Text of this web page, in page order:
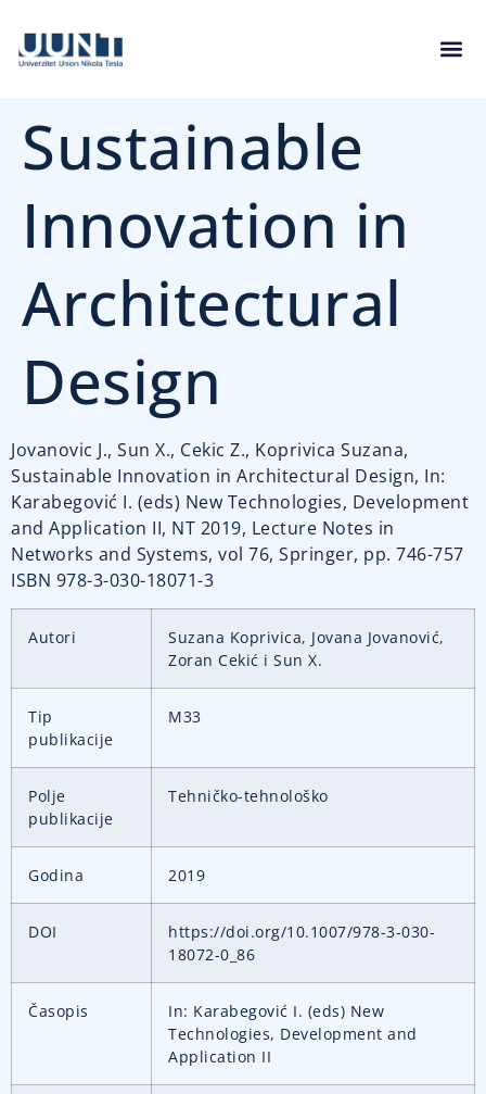
Sustainable
Innovation in
Architectural
Design
Jovanovic J., Sun X., Cekic Z., Koprivica Suzana,
Sustainable Innovation in Architectural Design, In:
Karabegović I. (eds) New Technologies, Development
and Application II, NT 2019, Lecture Notes in
Networks and Systems, vol 76, Springer, pp. 746-757
ISBN 978-3-030-18071-3
Autori
Suzana Koprivica, Jovana Jovanović,
Zoran Cekić i Sun X.
Tip
publikacije
M33
Polje
publikacije
Tehničko-tehnološko
Godina 2019
DOI
https://doi.org/10.1007/978-3-030-
18072-0_86
Časopis
In: Karabegović I. (eds) New
Technologies, Development and
Application II